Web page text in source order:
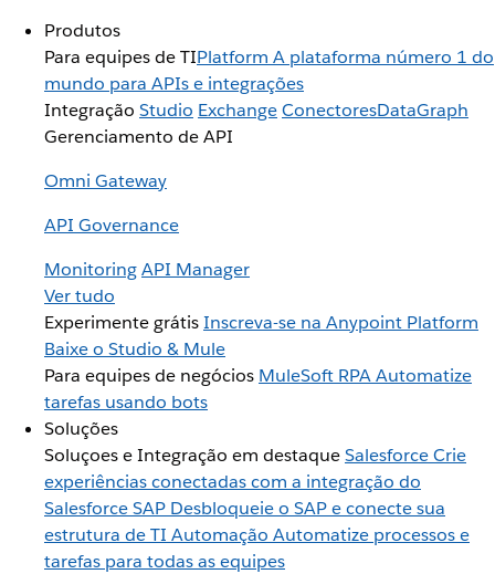
Produtos
Para equipes de TIPlatform A plataforma número 1 do
mundo para APIs e integrações
Integração Studio ExchangeConectoresDataGraph
Gerenciamento de API
Omni Gateway
API Governance
MonitoringAPI Manager
Ver tudo
Experimente grátisInscreva-se na Anypoint Platform
Baixe o Studio & Mule
Para equipes de negócios MuleSoft RPAAutomatize
tarefas usando bots
Soluções
Soluçoes e Integração em destaqueSalesforceCrie
experiências conectadas com a integração do
SalesforceSAP Desbloqueie o SAP e conecte sua
estrutura de TI Automação Automatize processos e
tarefas para todas as equipes